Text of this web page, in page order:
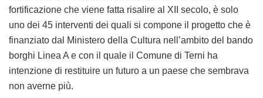
fortificazione che viene fatta risalire al XII secolo, è solo
uno dei 45 interventi dei quali si compone il progetto che è
finanziato dal Ministero della Cultura nell’ambito del bando
borghi Linea A e con il quale il Comune di Terni ha
intenzione di restituire un futuro a un paese che sembrava
non averne più.